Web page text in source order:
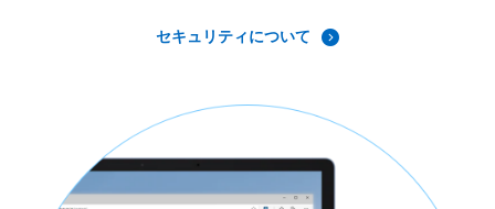
セキュリティについて